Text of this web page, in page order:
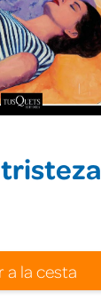
tristeza
a la cesta